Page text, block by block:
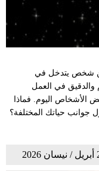
شخص يتدخل في
والدقيق في العمل
الأشخاص اليوم. فماذا
جوانب حياتك المختلفة؟